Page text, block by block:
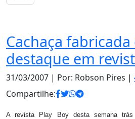
Cachaça fabricada
destaque em
31/03/2007 | Por: Robson Pires |
Compartilhe:
A revista Play Boy desta semana trás